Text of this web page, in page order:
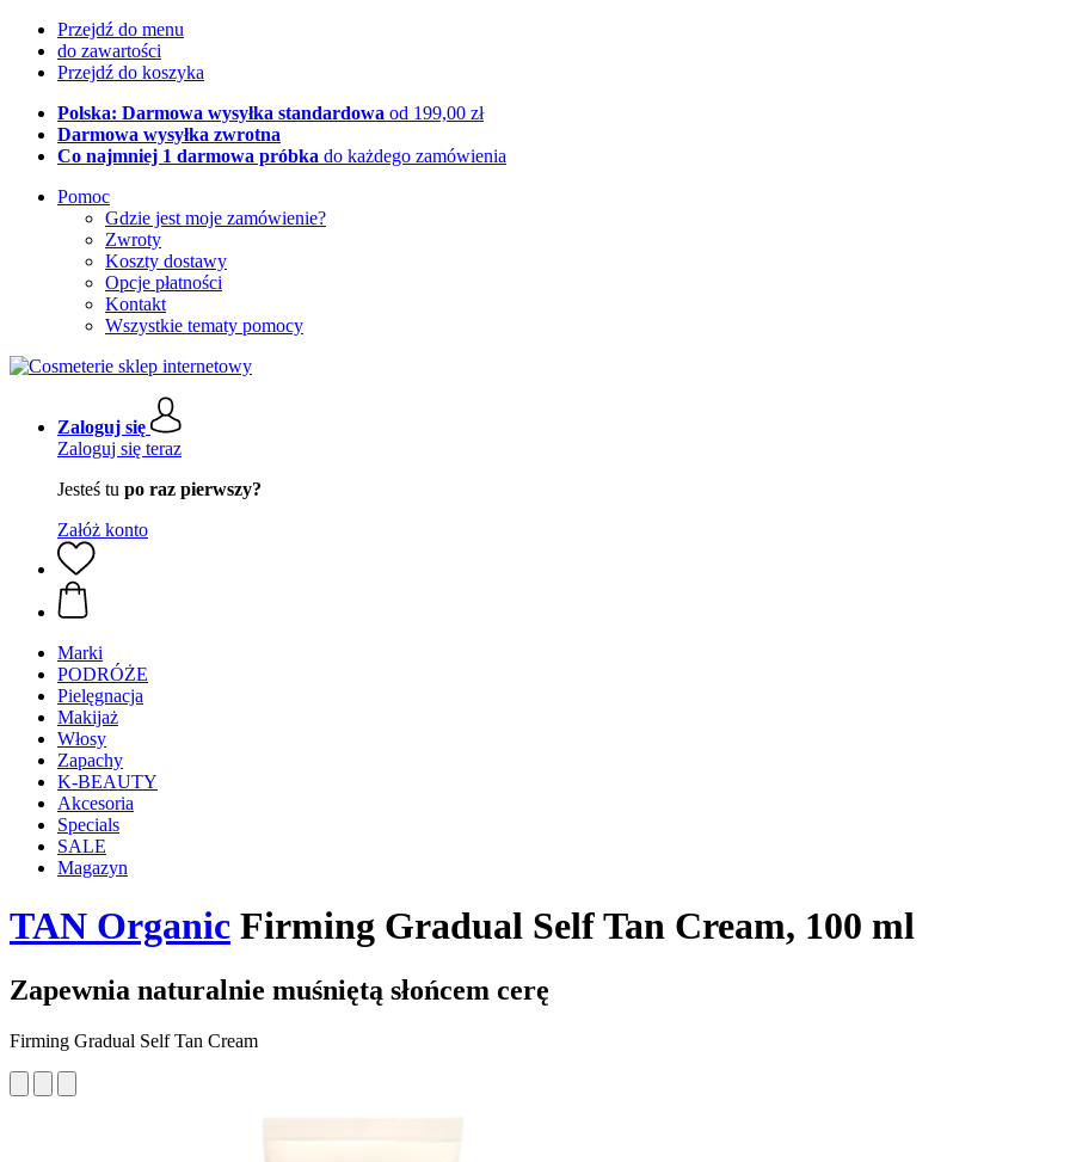
Przejdź do menu
do zawartości
Przejdź do koszyka
Polska: Darmowa wysyłka standardowa od 199,00 zł
Darmowa wysyłka zwrotna
Co najmniej 1 darmowa próbka do każdego zamówienia
Pomoc
Gdzie jest moje zamówienie?
Zwroty
Koszty dostawy
Opcje płatności
Kontakt
Wszystkie tematy pomocy
Zaloguj się
Zaloguj się teraz
Jesteś tu po raz pierwszy?
Załóż konto
Marki
PODRÓŻE
Pielęgnacja
Makijaż
Włosy
Zapachy
K-BEAUTY
Akcesoria
Specials
SALE
Magazyn
TAN Organic Firming Gradual Self Tan Cream, 100 ml
Zapewnia naturalnie muśniętą słońcem cerę
Firming Gradual Self Tan Cream